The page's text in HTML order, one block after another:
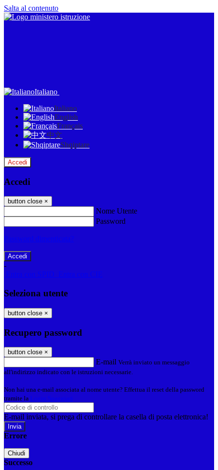
Salta al contenuto
Italiano
Italiano
English
Français
中文
Shqiptare
Accedi
Accedi
button close ×
Nome Utente
Password
Password dimenticata?
-
Entra con SPID
Entra con CIE
Seleziona utente
button close ×
Recupero password
button close ×
E-mail Verrà inviato un messaggio
all'indirizzo indicato con le istruzioni necessarie.
Non hai una e-mail associata al nome utente? Effettua il reset della password
tramite la Login Spaggiari
E-mail inviata, si prega di controllare la casella di posta elettronica!
Errore
Chiudi
Successo